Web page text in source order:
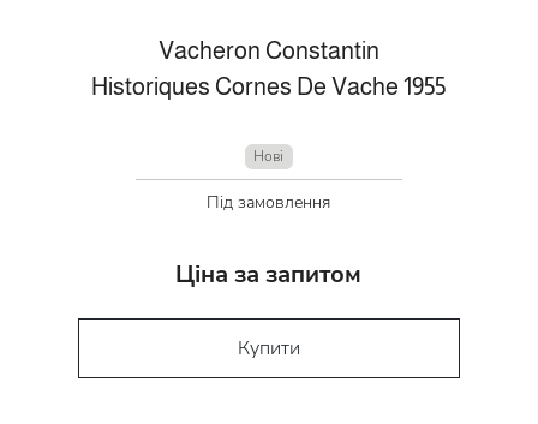
Vacheron Constantin
Historiques Cornes De Vache 1955
Нові
Під замовлення
Ціна за запитом
Купити